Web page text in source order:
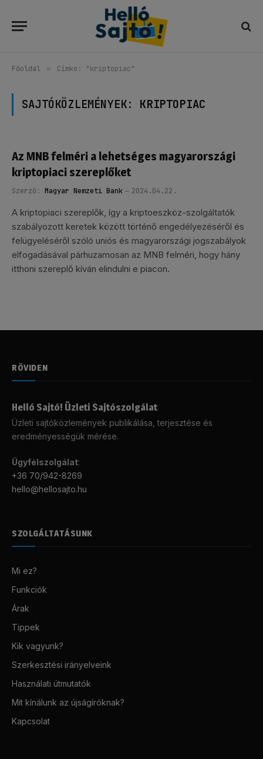
Főoldal » Címke: "kriptopiac"
SAJTÓKÖZLEMÉNYEK: KRIPTOPIAC
Az MNB felméri a lehetséges magyarországi
kriptopiaci szereplőket
Szerző: Magyar Nemzeti Bank 2024.04.22.
A kriptopiaci szereplők, így a kriptoeszköz-szolgáltatók
szabályozott keretek között történő engedélyezéséről és
felügyeléséről szóló uniós és magyarországi jogszabályok
elfogadásával párhuzamosan az MNB felméri, hogy hány
itthoni szereplő kíván elindulni e piacon.
RÖVIDEN
Helló Sajtó! Üzleti Sajtószolgálat
Üzleti sajtóközlemények publikálása, terjesztése és
eredményességük mérése.
Ügyfélszolgálat:
+36 70/942-8269
hello@hellosajto.hu
SZOLGÁLTATÁSUNK
Mi ez?
Funkciók
Árak
Tippek
Kik vagyunk?
Szerkesztési irányelveink
Használati útmutatók
Mit kínálunk az újságíróknak?
Kapcsolat